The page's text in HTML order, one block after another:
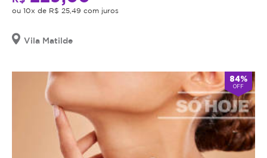
ou 10x de R$ 25,49 com juros
Vila Matilde
84%
OFF